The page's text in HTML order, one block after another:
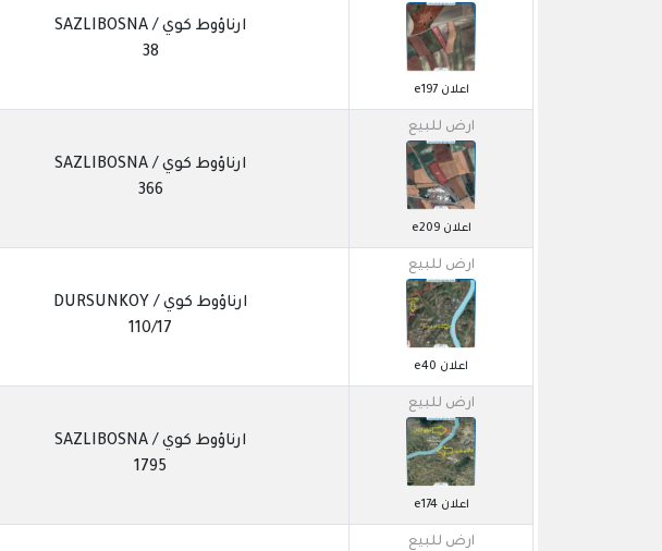
اعلان e197
ارناؤوط كوي / SAZLIBOSNA
38
ارض للبيع
اعلان e209
ارناؤوط كوي / SAZLIBOSNA
366
ارض للبيع
اعلان e40
ارناؤوط كوي / DURSUNKOY
110/17
ارض للبيع
اعلان e174
ارناؤوط كوي / SAZLIBOSNA
1795
ارض للبيع